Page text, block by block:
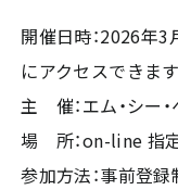
開催日時：2026年3
にアクセスできます
主 催：エム・シー
場 所：on-line 指
参加方法：事前登録